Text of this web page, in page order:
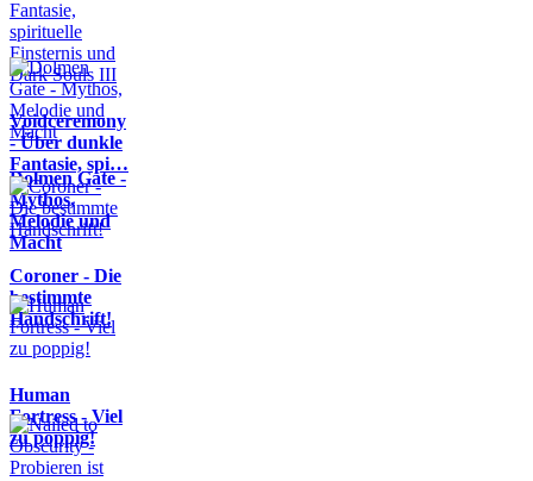
Voidceremony
- Über dunkle
Fantasie, spi…
Dolmen Gate -
Mythos,
Melodie und
Macht
Coroner - Die
bestimmte
Handschrift!
Human
Fortress - Viel
zu poppig!